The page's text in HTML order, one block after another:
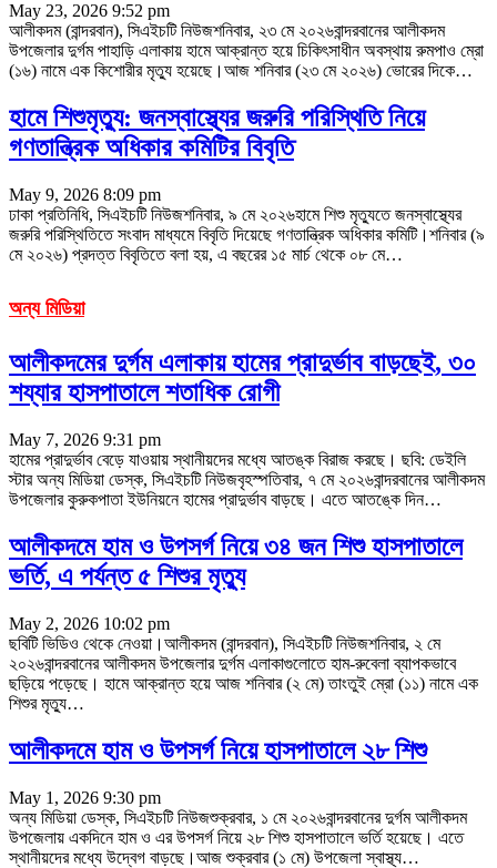
May 23, 2026 9:52 pm
আলীকদম (বান্দরবান), সিএইচটি নিউজশনিবার, ২৩ মে ২০২৬বান্দরবানের আলীকদম
উপজেলার দুর্গম পাহাড়ি এলাকায় হামে আক্রান্ত হয়ে চিকিৎসাধীন অবস্থায় রুমপাও ম্রো
(১৬) নামে এক কিশোরীর মৃত্যু হয়েছে।আজ শনিবার (২৩ মে ২০২৬) ভোরের দিকে…
হামে শিশুমৃত্যু: জনস্বাস্থ্যের জরুরি পরিস্থিতি নিয়ে
গণতান্ত্রিক অধিকার কমিটির বিবৃতি
May 9, 2026 8:09 pm
ঢাকা প্রতিনিধি, সিএইচটি নিউজশনিবার, ৯ মে ২০২৬হামে শিশু মৃত্যুতে জনস্বাস্থ্যের
জরুরি পরিস্থিতিতে সংবাদ মাধ্যমে বিবৃতি দিয়েছে গণতান্ত্রিক অধিকার কমিটি।শনিবার (৯
মে ২০২৬) প্রদত্ত বিবৃতিতে বলা হয়, এ বছরের ১৫ মার্চ থেকে ০৮ মে…
অন্য মিডিয়া
আলীকদমের দুর্গম এলাকায় হামের প্রাদুর্ভাব বাড়ছেই, ৩০
শয্যার হাসপাতালে শতাধিক রোগী
May 7, 2026 9:31 pm
হামের প্রাদুর্ভাব বেড়ে যাওয়ায় স্থানীয়দের মধ্যে আতঙ্ক বিরাজ করছে। ছবি: ডেইলি
স্টার অন্য মিডিয়া ডেস্ক, সিএইচটি নিউজবৃহস্পতিবার, ৭ মে ২০২৬বান্দরবানের আলীকদম
উপজেলার কুরুকপাতা ইউনিয়নে হামের প্রাদুর্ভাব বাড়ছে। এতে আতঙ্কে দিন…
আলীকদমে হাম ও উপসর্গ নিয়ে ৩৪ জন শিশু হাসপাতালে
ভর্তি, এ পর্যন্ত ৫ শিশুর মৃত্যু
May 2, 2026 10:02 pm
ছবিটি ভিডিও থেকে নেওয়া।আলীকদম (বান্দরবান), সিএইচটি নিউজশনিবার, ২ মে
২০২৬বান্দরবানের আলীকদম উপজেলার দুর্গম এলাকাগুলোতে হাম-রুবেলা ব্যাপকভাবে
ছড়িয়ে পড়েছে। হামে আক্রান্ত হয়ে আজ শনিবার (২ মে) তাংতুই ম্রো (১১) নামে এক
শিশুর মৃত্যু…
আলীকদমে হাম ও উপসর্গ নিয়ে হাসপাতালে ২৮ শিশু
May 1, 2026 9:30 pm
অন্য মিডিয়া ডেস্ক, সিএইচটি নিউজশুক্রবার, ১ মে ২০২৬বান্দরবানের দুর্গম আলীকদম
উপজেলায় একদিনে হাম ও এর উপসর্গ নিয়ে ২৮ শিশু হাসপাতালে ভর্তি হয়েছে। এতে
স্থানীয়দের মধ্যে উদ্বেগ বাড়ছে।আজ শুক্রবার (১ মে) উপজেলা স্বাস্থ্য…